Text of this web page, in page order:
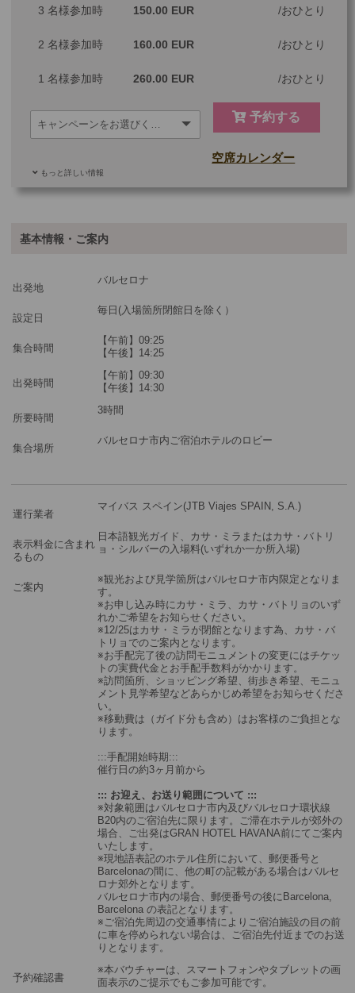
3 名様参加時 150.00 EUR おひとり
2 名様参加時 160.00 EUR おひとり
1 名様参加時 260.00 EUR おひとり
予約する
もっと詳しい情報
空席カレンダー
ツアーコード
※料金：大人・子供2歳以上共通
基本情報・ご案内
出発地
バルセロナ
設定日
毎日(入場箇所閉館日を除く）
集合時間
【午前】09:25
【午後】14:25
出発時間
【午前】09:30
【午後】14:30
所要時間
3時間
集合場所
バルセロナ市内ご宿泊ホテルのロビー
運行業者
マイバス スペイン(JTB Viajes SPAIN, S.A.)
表示料金に含まれ
るもの
日本語観光ガイド、カサ・ミラまたはカサ・バトリ
ョ・シルバーの入場料(いずれか一か所入場)
ご案内
※観光および見学箇所はバルセロナ市内限定となりま
す。
※お申し込み時にカサ・ミラ、カサ・バトリョのいず
れかご希望をお知らせください。
※12/25はカサ・ミラが閉館となります為、カサ・バ
トリョでのご案内となります。
※お手配完了後の訪問モニュメントの変更にはチケッ
トの実費代金とお手配手数料がかかります。
※訪問箇所、ショッピング希望、街歩き希望、モニュ
メント見学希望などあらかじめ希望をお知らせくださ
い。
※移動費は（ガイド分も含め）はお客様のご負担とな
ります。
:::手配開始時期:::
催行日の約3ヶ月前から
::: お迎え、お送り範囲について :::
※対象範囲はバルセロナ市内及びバルセロナ環状線
B20内のご宿泊先に限ります。ご滞在ホテルが郊外の
場合、ご出発はGRAN HOTEL HAVANA前にてご案内
いたします。
※現地語表記のホテル住所において、郵便番号と
Barcelonaの間に、他の町の記載がある場合はバルセ
ロナ郊外となります。
バルセロナ市内の場合、郵便番号の後にBarcelona,
Barcelona の表記となります。
※ご宿泊先周辺の交通事情によりご宿泊施設の目の前
に車を停められない場合は、ご宿泊先付近までのお送
りとなります。
予約確認書
※本バウチャーは、スマートフォンやタブレットの画
面表示のご提示でもご参加可能です。